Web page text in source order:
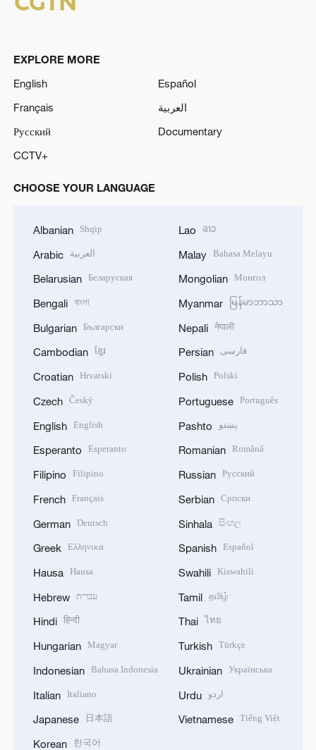
EXPLORE MORE
English
Español
Français
العربية
Русский
Documentary
CCTV+
CHOOSE YOUR LANGUAGE
Albanian Shqip
Arabic العربية
Belarusian Беларуская
Bengali বাংলা
Bulgarian Български
Cambodian ខ្មែរ
Croatian Hrvatski
Czech Český
English English
Esperanto Esperanto
Filipino Filipino
French Français
German Deutsch
Greek Ελληνικά
Hausa Hausa
Hebrew עברית
Hindi हिन्दी
Hungarian Magyar
Indonesian Bahasa Indonesia
Italian Italiano
Japanese 日本語
Korean 한국어
Lao ລາວ
Malay Bahasa Melayu
Mongolian Монгол
Myanmar မြန်မာဘာသာ
Nepali नेपाली
Persian فارسی
Polish Polski
Portuguese Português
Pashto پښتو
Romanian Română
Russian Русский
Serbian Српски
Sinhala සිංහල
Spanish Español
Swahili Kiswahili
Tamil தமிழ்
Thai ไทย
Turkish Türkçe
Ukrainian Українська
Urdu اردو
Vietnamese Tiếng Việt